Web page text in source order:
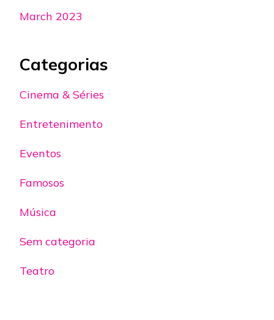
March 2023
Categorias
Cinema & Séries
Entretenimento
Eventos
Famosos
Música
Sem categoria
Teatro